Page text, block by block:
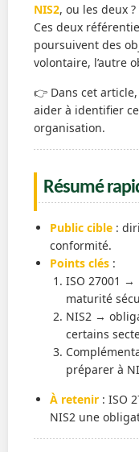
NIS2, ou les deux ?
Ces deux
poursuivent des
volontaire, l’autre
👉 Dans cet
aider à identifier
organisation.
Résumé
Public cible :
conformité.
Points clés :
ISO 27001 →
maturité
NIS2 →
certains
préparer à
À retenir : ISO
NIS2 une